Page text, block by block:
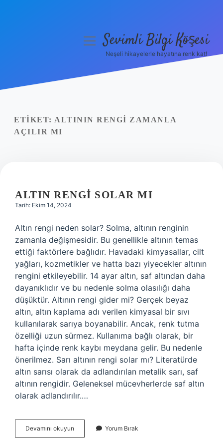
Yasal Uyarı
menüyüSevimli Bilgi Köşesi
Neşeli hikayelerle hayatına renk kat!
ETIKET: ALTININ RENGI ZAMANLA
AÇILIR MI
ALTIN RENGI SOLAR MI
Tarih: Ekim 14, 2024
Altın rengi neden solar? Solma, altının renginin
zamanla değişmesidir. Bu genellikle altının temas
ettiği faktörlere bağlıdır. Havadaki kimyasallar, cilt
yağları, kozmetikler ve hatta bazı yiyecekler altının
rengini etkileyebilir. 14 ayar altın, saf altından daha
dayanıklıdır ve bu nedenle solma olasılığı daha
düşüktür. Altının rengi gider mi? Gerçek beyaz
altın, altın kaplama adı verilen kimyasal bir sıvı
kullanılarak sarıya boyanabilir. Ancak, renk tutma
özelliği uzun sürmez. Kullanıma bağlı olarak, bir
hafta içinde renk kaybı meydana gelir. Bu nedenle
önerilmez. Sarı altının rengi solar mı? Literatürde
altın sarısı olarak da adlandırılan metalik sarı, saf
altının rengidir. Geleneksel mücevherlerde saf altın
olarak adlandırılır.…
Devamını okuyun
Rengi
Yorum Bırak